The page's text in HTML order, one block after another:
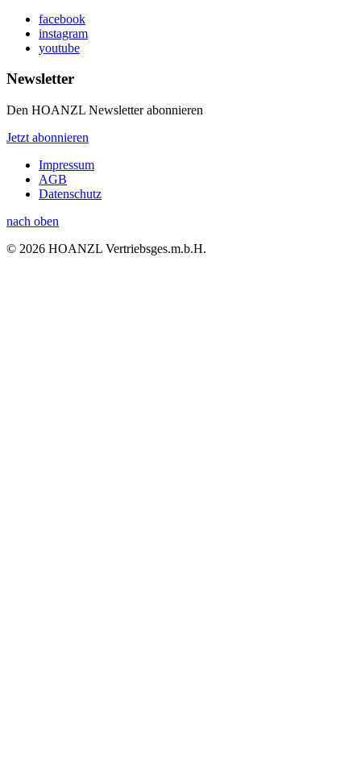
facebook
instagram
youtube
Newsletter
Den HOANZL Newsletter abonnieren
Jetzt abonnieren
Impressum
AGB
Datenschutz
nach oben
© 2026 HOANZL Vertriebsges.m.b.H.